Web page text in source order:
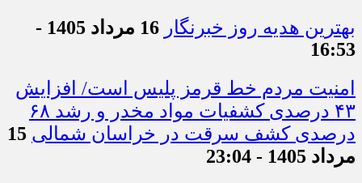
بهترین هدیه روز خبرنگار
16 مرداد 1405 -
16:53
امنیت مردم خط قرمز پلیس است/ افزایش
۴۳ درصدی کشفیات مواد مخدر و رشد ۶۸
درصدی کشف سرقت در خراسان شمالی 15
مرداد 1405 - 23:04